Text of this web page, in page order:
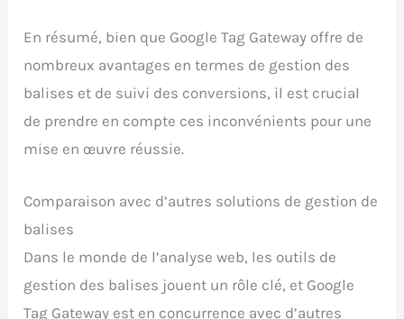
En résumé, bien que Google Tag Gateway offre de
nombreux avantages en termes de gestion des
balises et de suivi des conversions, il est crucial
de prendre en compte ces inconvénients pour une
mise en œuvre réussie.
Comparaison avec d’autres solutions de gestion de
balises
Dans le monde de l’analyse web, les outils de
gestion des balises jouent un rôle clé, et Google
Tag Gateway est en concurrence avec d’autres